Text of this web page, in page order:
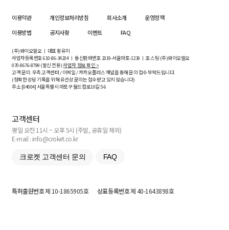
이용약관 개인정보처리방침 회사소개
운영정책
이용방법
공지사항 이벤트 FAQ
(주)와이오엘오 ㅣ 대표 황유미
사업자등록번호610-86-34204ㅣ 통신판매번호 2019-서울마포-1239 ㅣ 호스팅 (주)와이오엘오
070-8676-8799 (발신 전용)사업자 정보 확인 >
고객 문의: 우측 고객센터 / 이메일 / 카카오플러스 채널을 통해 문의 접수 부탁드립니다.
(정확한 상담 기록을 위해 유선상 문의는 접수받고 있지 않습니다)
주소 [04004] 서울특별시 마포구 월드컵로10길5-6
고객센터
평일 오전 11시 ~ 오후 5시 (주말, 공휴일 제외)
E-mail : info@croket.co.kr
크로켓 고객센터 문의 FAQ
특허출원번호제 10-1865905호 상표등록번호제 40-1643898호